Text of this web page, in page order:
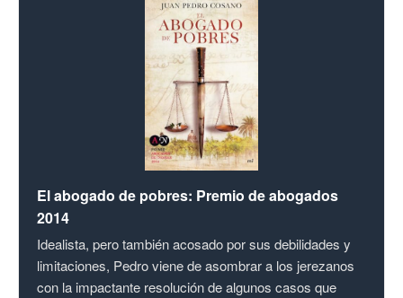
El abogado de pobres: Premio de abogados
2014
Idealista, pero también acosado por sus debilidades y
limitaciones, Pedro viene de asombrar a los jerezanos
con la impactante resolución de algunos casos que